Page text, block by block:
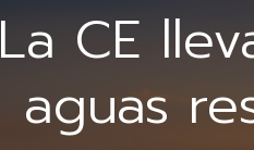
La CE
aguas